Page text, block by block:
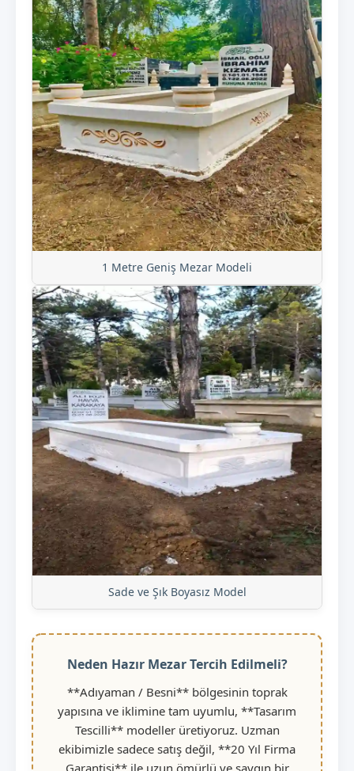
1 Metre Geniş Mezar Modeli
Sade ve Şık Boyasız Model
Neden Hazır Mezar Tercih Edilmeli?
**Adıyaman / Besni** bölgesinin toprak
yapısına ve iklimine tam uyumlu, **Tasarım
Tescilli** modeller üretiyoruz. Uzman
ekibimizle sadece satış değil, **20 Yıl Firma
Garantisi** ile uzun ömürlü ve saygın bir